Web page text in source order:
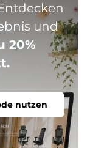
und
20%
nutzen